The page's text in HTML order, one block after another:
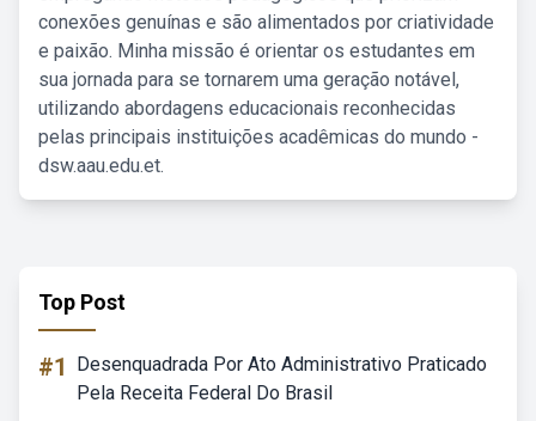
conexões genuínas e são alimentados por criatividade
e paixão. Minha missão é orientar os estudantes em
sua jornada para se tornarem uma geração notável,
utilizando abordagens educacionais reconhecidas
pelas principais instituições acadêmicas do mundo -
dsw.aau.edu.et.
Top Post
#1
Desenquadrada Por Ato Administrativo Praticado
Pela Receita Federal Do Brasil